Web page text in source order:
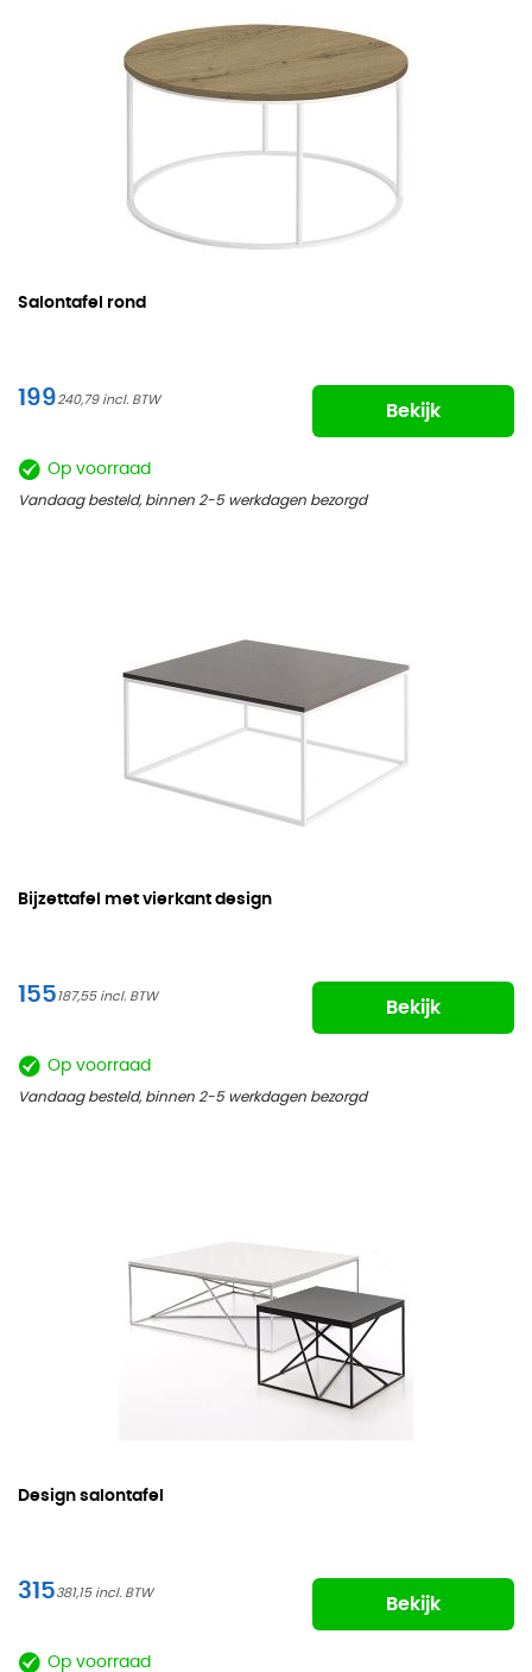
Salontafel rond
199240,79
Bekijk
Op voorraad
Vandaag besteld, binnen 2-5 werkdagen bezorgd
Bijzettafel met vierkant design
155187,55
Bekijk
Op voorraad
Vandaag besteld, binnen 2-5 werkdagen bezorgd
Design salontafel
315381,15
Bekijk
Op voorraad